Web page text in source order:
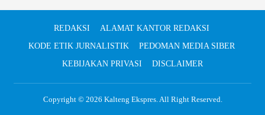
REDAKSI
ALAMAT KANTOR REDAKSI
KODE ETIK JURNALISTIK
PEDOMAN MEDIA SIBER
KEBIJAKAN PRIVASI
DISCLAIMER
Copyright © 2026 Kalteng Ekspres. All Right Reserved.